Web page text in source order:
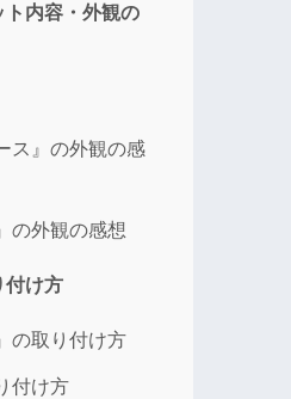
ト内容・外観の
ス』の外観の感
の外観の感想
付け方
の取り付け方
付け方